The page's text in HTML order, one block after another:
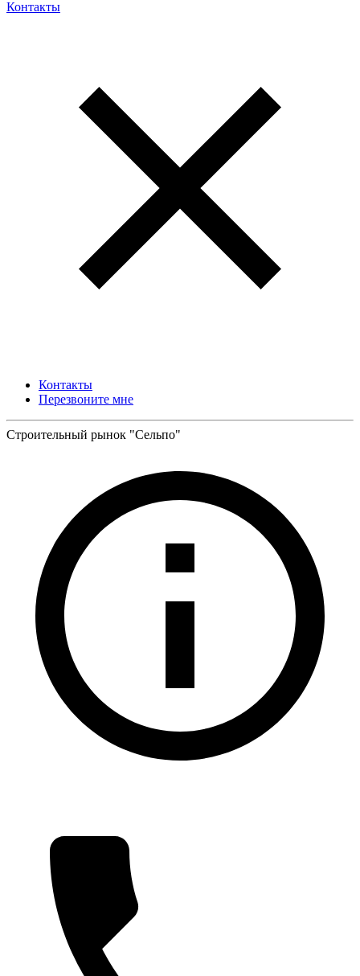
Контакты
Контакты
Перезвоните мне
Строительный рынок "Сельпо"